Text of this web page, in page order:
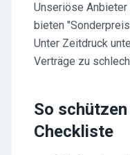
Unseriöse
bieten
Unter Zeitdruck
Verträge zu
So
Checkliste